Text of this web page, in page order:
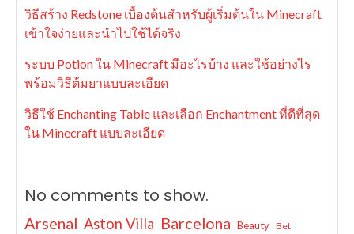
วิธีสร้าง Redstone เบื้องต้นสำหรับผู้เริ่มต้นใน Minecraft
เข้าใจง่ายและนำไปใช้ได้จริง
ระบบ Potion ใน Minecraft มีอะไรบ้าง และใช้อย่างไร
พร้อมวิธีต้มยาแบบละเอียด
วิธีใช้ Enchanting Table และเลือก Enchantment ที่ดีที่สุด
ใน Minecraft แบบละเอียด
No comments to show.
Arsenal Aston Villa Barcelona Beauty Bet